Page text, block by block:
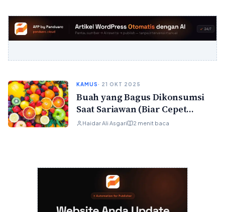
KAMUS· 21 OKT 2025
Buah yang Bagus Dikonsumsi
Saat Sariawan (Biar Cepet
Sembuh & Nggak Perih)
Haidar Ali Asgari 2 menit baca